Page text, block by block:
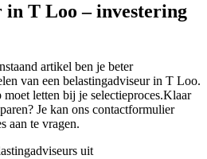
in T Loo – investering
artikel ben je beter
van een belastingadviseur in T Loo.
letten bij je selectieproces.Klaar
Je kan ons contactformulier
aan te vragen.
uit